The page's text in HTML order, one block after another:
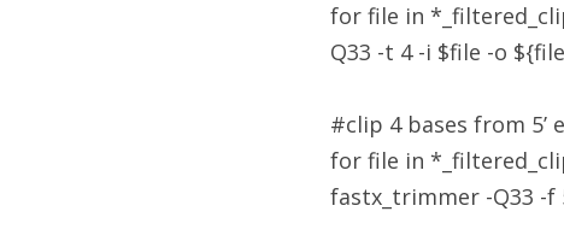
for file in
Q33 -t 4 -i $file -o
#clip 4 bases from
for file in
fastx_trimmer -Q33 -f